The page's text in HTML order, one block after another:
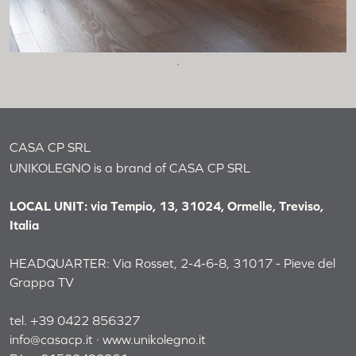
Cassettiera 12 pannelli
Insegna Unikolegno
Large
Omodeo 45 Napoli
Casa AT Roma
AK Office
Uffici commerciali Slovenia
Residenza privata Alessandria
CASA CP SRL
UNIKOLEGNO is a brand of CASA CP SRL
LOCAL UNIT: via Tempio, 13, 31024, Ormelle, Treviso,
Italia
HEADQUARTER: Via Rosset, 2-4-6-8, 31017 - Pieve del
Grappa TV
tel. +39 0422 856327
info@casacp.it · www.unikolegno.it